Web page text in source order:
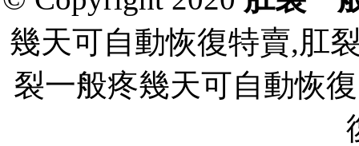
幾天可自動恢復特賣,肛
裂一般疼幾天可自動恢